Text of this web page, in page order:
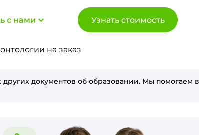
с нами Узнать стоимость
на заказ
документов об образовании. Мы помогаем в